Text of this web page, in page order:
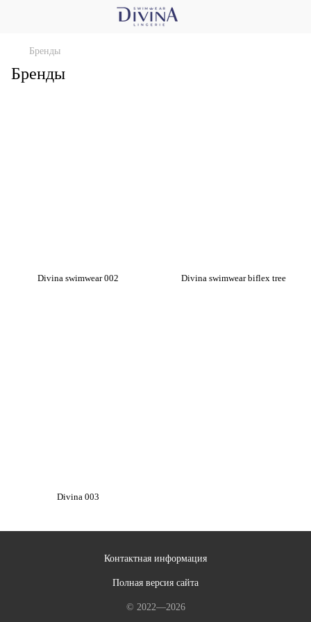
Бренды
Бренды
Divina swimwear 002 Divina swimwear biflex tree
Divina 003
Контактная информация
Полная версия сайта
© 2022—2026